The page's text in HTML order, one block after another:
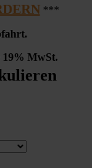
***
19% MwSt.